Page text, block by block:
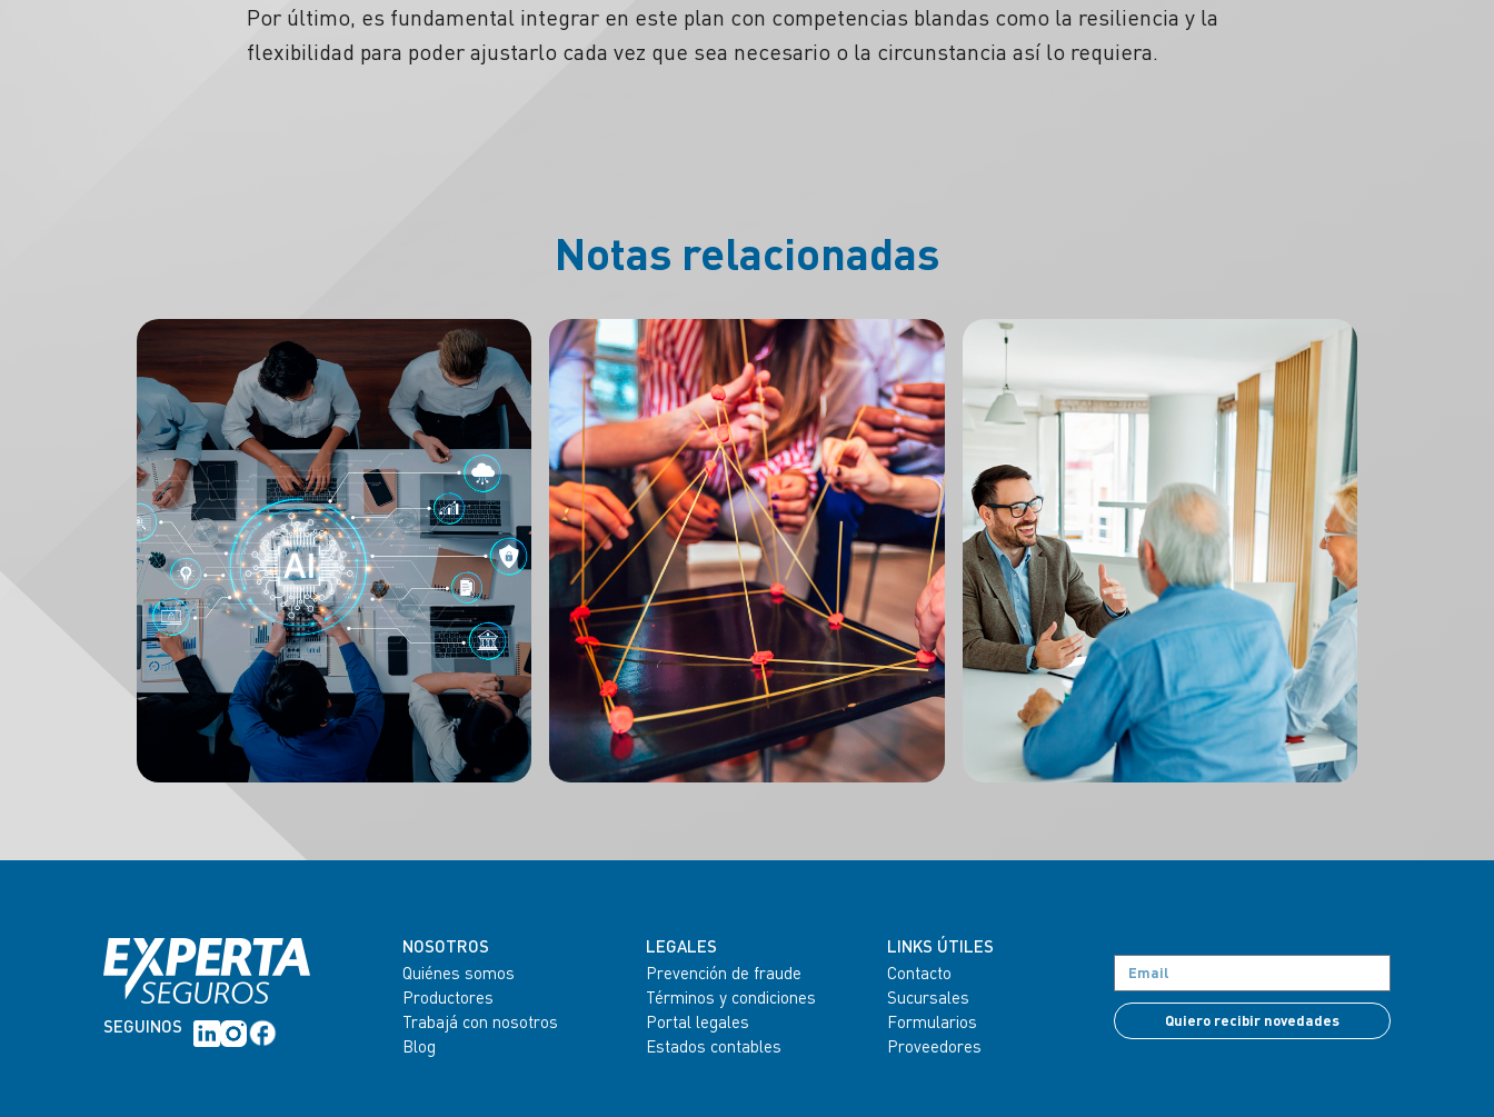
Por último, es fundamental integrar en este plan con competencias blandas como la resiliencia y la
flexibilidad para poder ajustarlo cada vez que sea necesario o la circunstancia así lo requiera.
Notas relacionadas
SEGUINOS
NOSOTROS
Quiénes somos
Productores
Trabajá con nosotros
Blog
LEGALES
Prevención de fraude
Términos y condiciones
Portal legales
Estados contables
LINKS ÚTILES
Contacto
Sucursales
Formularios
Proveedores
Quiero recibir novedades